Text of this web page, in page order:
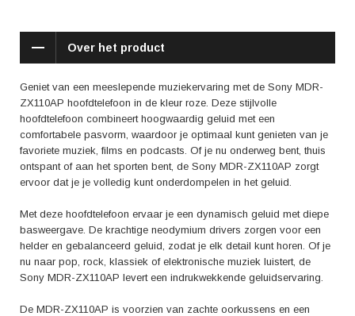
het volume kunt aanpassen, zonder je telefoon uit je zak te hoeven
In reviews worden vaak de heldere geluidsweergave, het comfortabele
design en de handige bediening op het snoer van de Sony MDR-
ZX110AP geprezen. Gebruikers zijn zeer tevreden over de prijs-
kwaliteitverhouding van deze hoofdtelefoon en vinden dat hij zich kan
meten met duurdere modellen. Daarnaast wordt de opvallende roze
kleur vaak genoemd als een positief aspect van de hoofdtelefoon.
Kortom, de Sony MDR-ZX110AP Roze hoofdtelefoon is de ideale keuze
voor muziekliefhebbers die op zoek zijn naar een goede
geluidskwaliteit, comfort en stijl. Of je nu onderweg bent of thuis wilt
ontspannen, deze hoofdtelefoon zorgt ervoor dat je je volledig kunt
verliezen in je favoriete muziek.
Over het product
Geniet van een meeslepende muziekervaring met de Sony MDR-
ZX110AP hoofdtelefoon in de kleur roze. Deze stijlvolle
hoofdtelefoon combineert hoogwaardig geluid met een
comfortabele pasvorm, waardoor je optimaal kunt genieten van je
favoriete muziek, films en podcasts. Of je nu onderweg bent, thuis
ontspant of aan het sporten bent, de Sony MDR-ZX110AP zorgt
ervoor dat je je volledig kunt onderdompelen in het geluid.
Met deze hoofdtelefoon ervaar je een dynamisch geluid met diepe
basweergave. De krachtige neodymium drivers zorgen voor een
helder en gebalanceerd geluid, zodat je elk detail kunt horen. Of je
nu naar pop, rock, klassiek of elektronische muziek luistert, de
Sony MDR-ZX110AP levert een indrukwekkende geluidservaring.
De MDR-ZX110AP is voorzien van zachte oorkussens en een